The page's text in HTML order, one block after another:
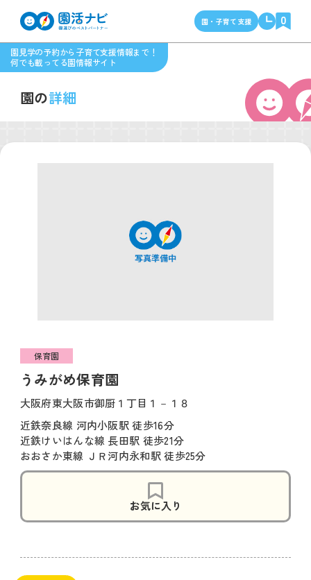
園見学の予約から子育て支援情報まで！
何でも載ってる園情報サイト
園・子育て支援 0
園の詳細
うみがめ保育園
保育園
大阪府東大阪市御厨１丁目１－１８
近鉄奈良線 河内小阪駅 徒歩16分
近鉄けいはんな線 長田駅 徒歩21分
おおさか東線 ＪＲ河内永和駅 徒歩25分
お気に入り